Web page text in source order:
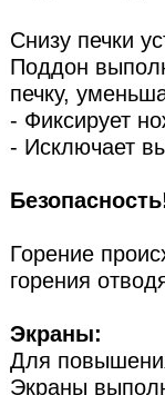
Снизу печки
Поддон
печку,
- Фиксирует
- Исключает
Горение
горения
Экраны:
Для
Экраны